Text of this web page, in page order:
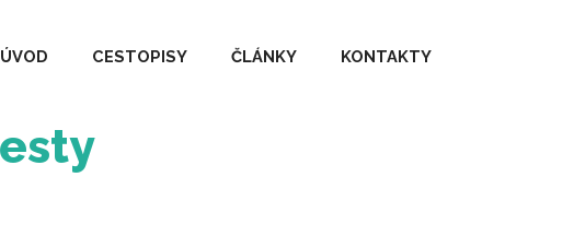
ÚVOD CESTOPISY ČLÁNKY KONTAKTY